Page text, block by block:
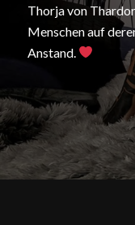
Thorja von
Menschen auf
Anstand.